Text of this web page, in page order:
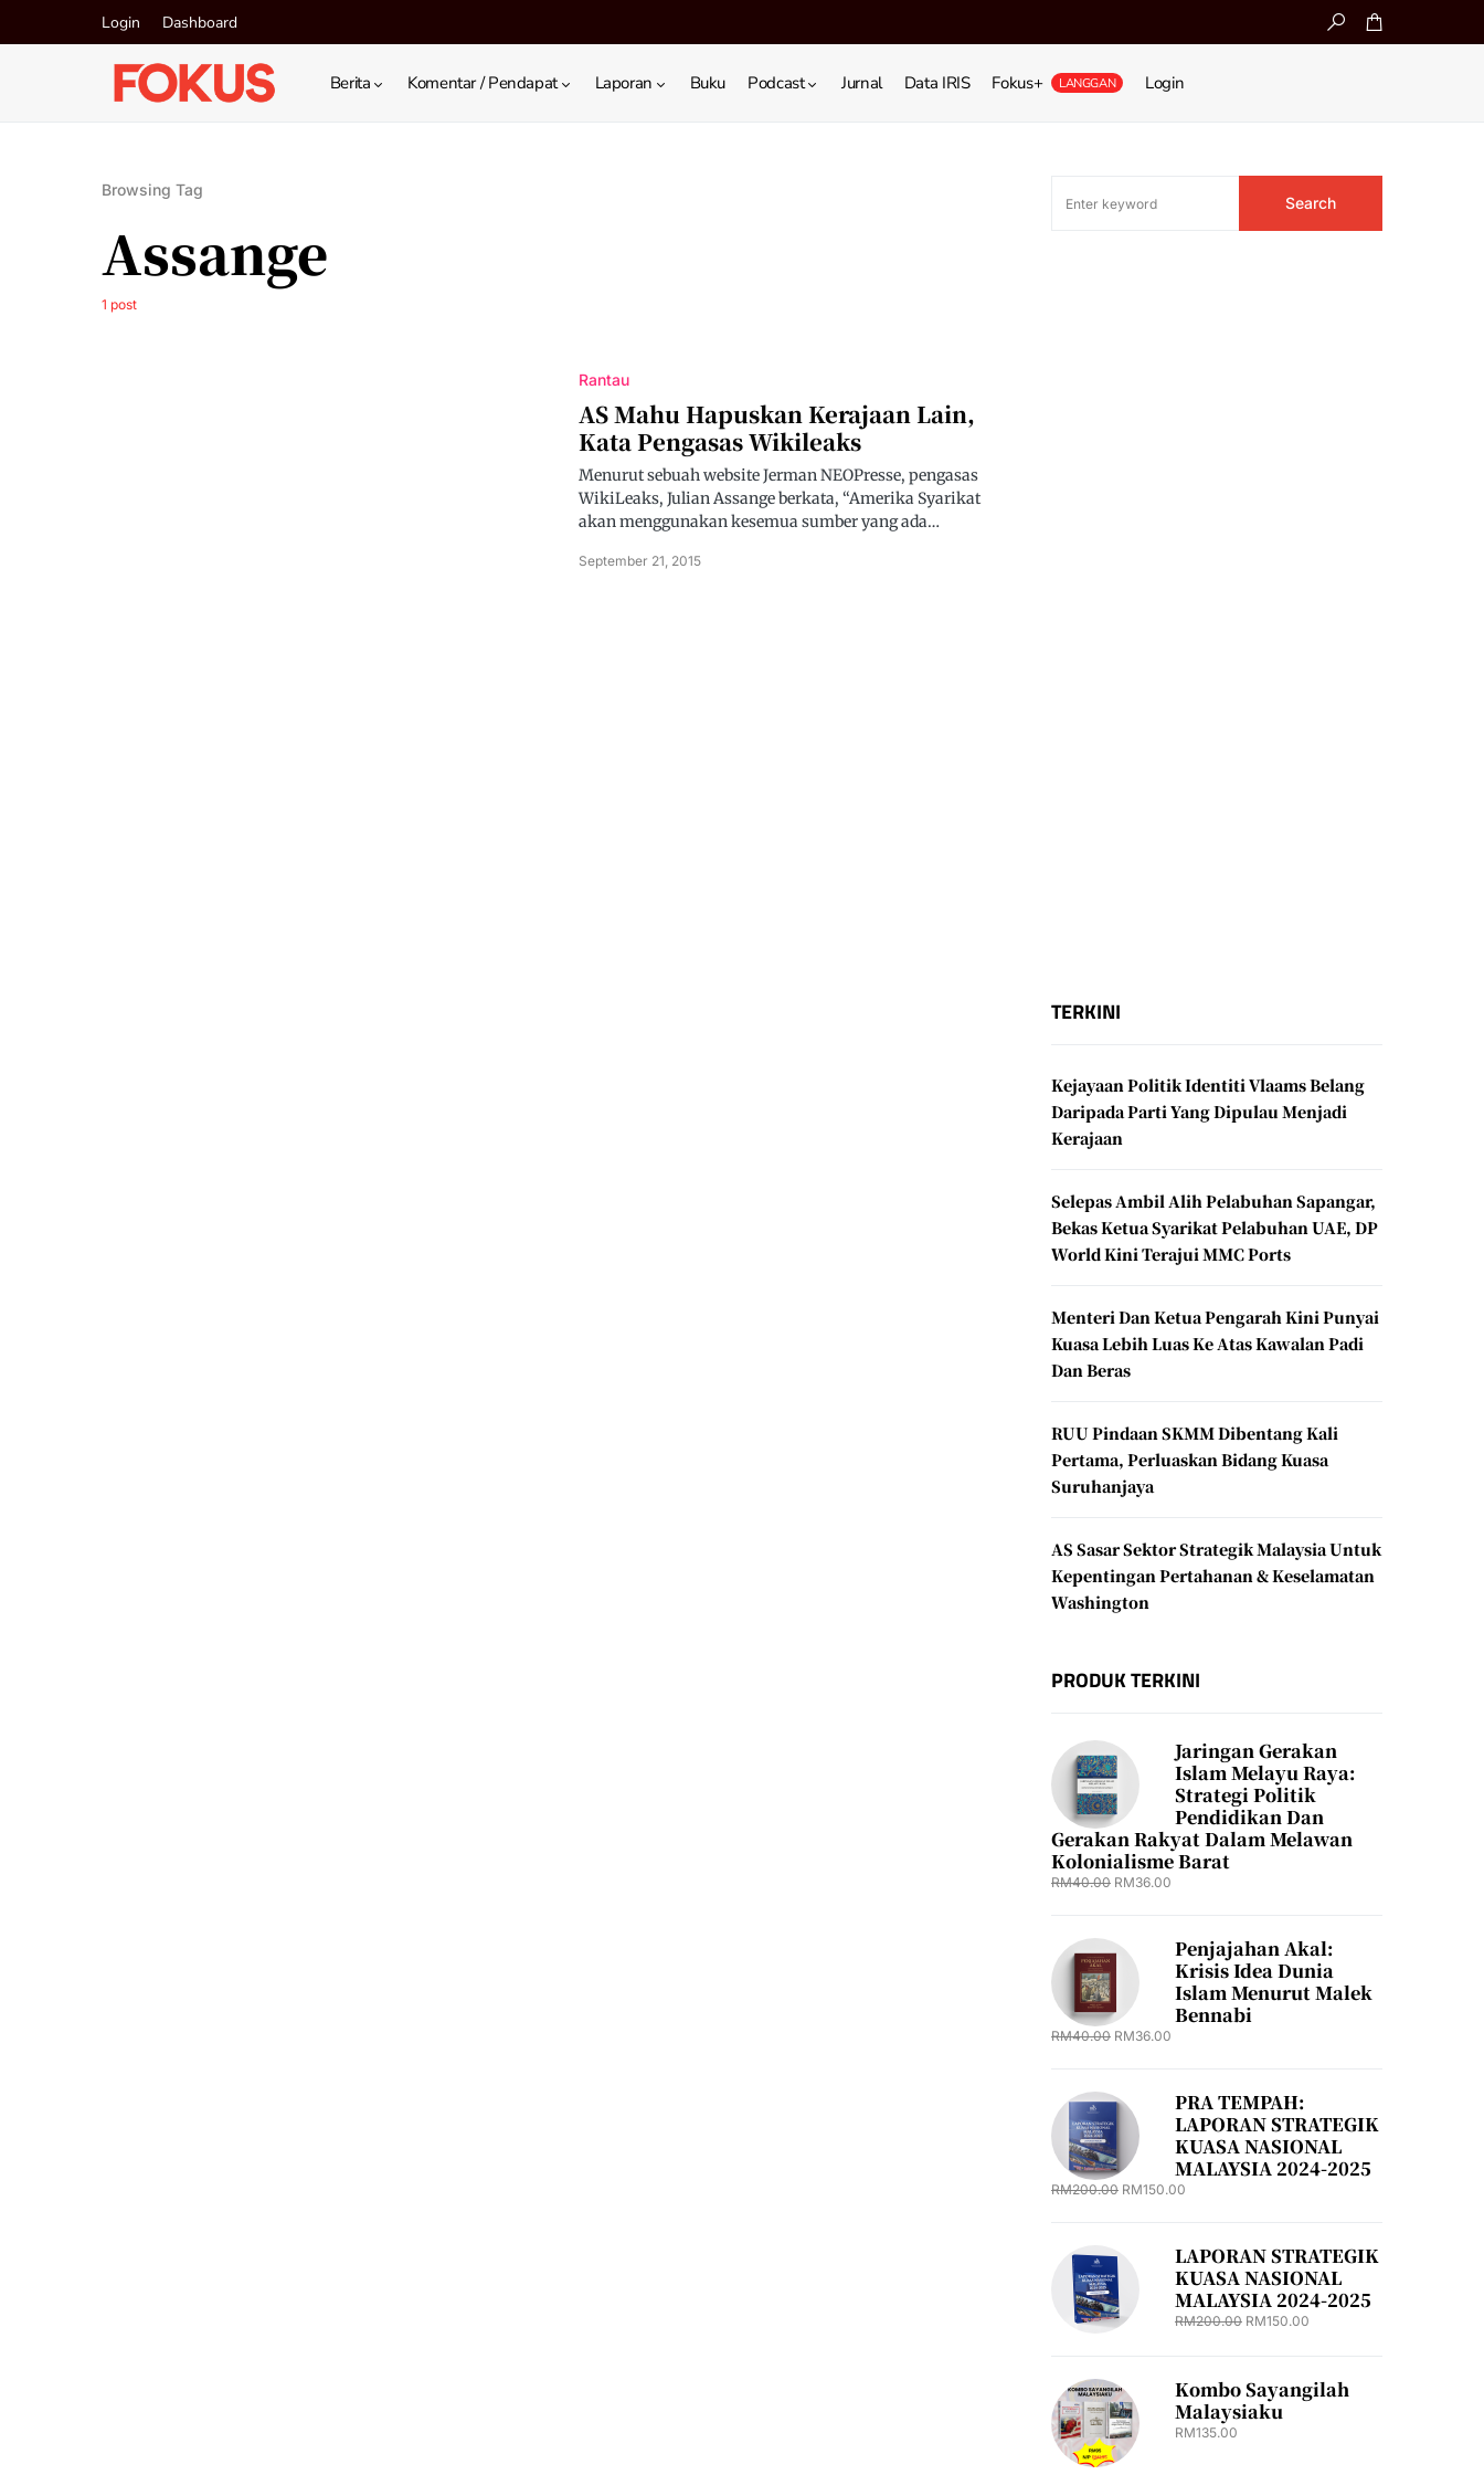
Login Dashboard
Berita Komentar / Pendapat Laporan Buku Podcast Jurnal Data IRIS Fokus+ LANGGAN Login
Browsing Tag
Assange
1 post
Rantau
AS Mahu Hapuskan Kerajaan Lain,
Kata Pengasas Wikileaks
Menurut sebuah website Jerman NEOPresse, pengasas
WikiLeaks, Julian Assange berkata, “Amerika Syarikat
akan menggunakan kesemua sumber yang ada…
September 21, 2015
Search
TERKINI
Kejayaan Politik Identiti Vlaams Belang
Daripada Parti Yang Dipulau Menjadi
Kerajaan
Selepas Ambil Alih Pelabuhan Sapangar,
Bekas Ketua Syarikat Pelabuhan UAE, DP
World Kini Terajui MMC Ports
Menteri Dan Ketua Pengarah Kini Punyai
Kuasa Lebih Luas Ke Atas Kawalan Padi
Dan Beras
RUU Pindaan SKMM Dibentang Kali
Pertama, Perluaskan Bidang Kuasa
Suruhanjaya
AS Sasar Sektor Strategik Malaysia Untuk
Kepentingan Pertahanan & Keselamatan
Washington
PRODUK TERKINI
Jaringan Gerakan
Islam Melayu Raya:
Strategi Politik
Pendidikan Dan
Gerakan Rakyat Dalam Melawan
Kolonialisme Barat
RM40.00 RM36.00
Penjajahan Akal:
Krisis Idea Dunia
Islam Menurut Malek
Bennabi
RM40.00 RM36.00
PRA TEMPAH:
LAPORAN STRATEGIK
KUASA NASIONAL
MALAYSIA 2024-2025
RM200.00 RM150.00
LAPORAN STRATEGIK
KUASA NASIONAL
MALAYSIA 2024-2025
RM200.00 RM150.00
Kombo Sayangilah
Malaysiaku
RM135.00